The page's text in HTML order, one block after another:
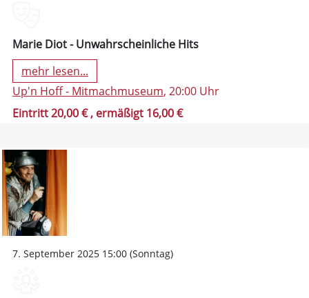
Marie Diot - Unwahrscheinliche Hits
mehr lesen...
Up'n Hoff - Mitmachmuseum, 20:00 Uhr
Eintritt 20,00 €, ermäßigt 16,00 €
7. September 2025 15:00 (Sonntag)